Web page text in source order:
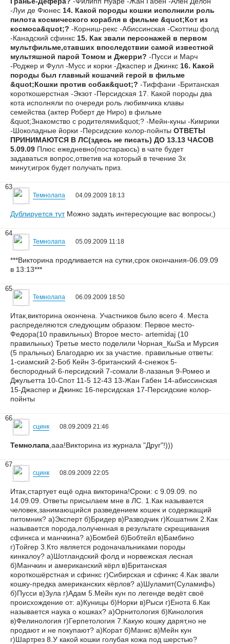
-Луи де Фюнес 14. Какой породы кошки исполнили роль
пилота космического корабля в фильме &quot;Кот из
космоса&quot;? -Корниш-рекс -Абиссинская -Скоттиш фолд
-Канадский сфинкс 15. Как звали персонажей в первом
мультфильме,ставших впоследствии самой известной
мультяшной парой Томом и Джерри? -Пусси и Марч
-Роджер и Фулл -Мусс и корки -Джаспер и Джинкс 16. Какой
породы был главный кошачий герой в фильме
&quot;Кошки против собак&quot;? -Тиффани -Британская
короткошерстная -Экзот -Персидская 17. Какой породы два
кота исполняли по очереди роль любимчика клавы
семейства (актер Роберт де Ниро) в фильме
&quot;Знакомство с родителями&quot;? -Мейн-куны -Кимрики
-Шоколадные йорки -Персидские колор-пойнты ОТВЕТЫ
ПРИНИМАЮТСЯ В ЛС(здесь не писать) ДО 13.13 ЧАСОВ
5.09.09 Плюс ежедневно(постараюсь) в чате будет
задаваться вопрос,ответив на который в течение 3х
минут,игрок будет получать приз.
63
Темнолапа 04.09.2009 18:13
Дублируется тутМожно задать интересующие вас вопросы;)
64
Темнолапа 05.09.2009 11:18
***Викторина продливается на сутки,срок окончания-06.09.09
в 13:13***
65
Темнолапа 06.09.2009 18:50
Итак,викторина окончена. Участников было всего 4. Места
распределяются следующим образом: Первое место-
Федора(10 правильных) Второе место- artemidaj (10
правильных) Третье место поделили Чорная_КыSа и Мурсия
(5 пральных) Благодарю их за участие. правильные ответы:
1-сиамский 2-Боб Кейн 3-британский 4-снежок 5-
беспородный 6-персидский 7-сомали 8-лазанья 9-Ромео и
Джульетта 10-Спот 11-5 12-43 13-Жан Габен 14-абиссинская
15-Джаспер и Джинкс 16-персидская 17-Персидские колор-
пойнты
66
сцинк 08.09.2009 21:46
Темнолапа ,ааа!Викторина из журнала "Друг"!)))
67
сцинк 08.09.2009 22:05
Итак,стартует ещё одна викторина!Сроки: с 9.09.09. по
14.09.09. Ответы присылаем мне в ЛС. 1.Как называется
человек,занимающийся разведением кошек и содержащий
питомник? а)Эксперт б)Бридер в)Разводчик г)Кошатник 2.Как
называется порода,полученная в результате скрещивания
сфинкса и манчкина? а)Бомбей б)Бобтейл в)Бамбино
г)Тойгер 3.Кто является родоначальниками породы
кинкалоу? а)Шотландский фолд и норвежская лесная
б)Манчкин и американский кёрл в)Британская
короткошёрстная и сфинкс г)Сибирская и сфинкс 4.Как звали
кошку-предка американских кёрлов? а)Шуламит(Суламифь)
б)Пусси в)Зула г)Адам 5.Мейн кун по легенде ведёт своё
происхождение от: а)Куницы б)Норки в)Рыси г)Енота 6.Как
называется наука о кошках? а)Орнитология б)Кинология
в)Фелинология г)Герпетология 7.Какую кошку дарят,но не
продают и не покупают? а)Корат б)Манкс в)Мейн кун
г)Шартрез 8.У какой кошки голубая кожа под шерстью?